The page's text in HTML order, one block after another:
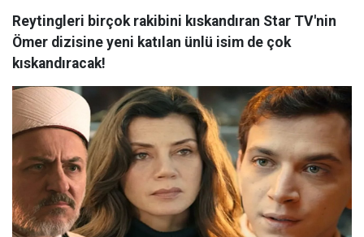
Reytingleri birçok rakibini kıskandıran Star TV'nin
Ömer dizisine yeni katılan ünlü isim de çok
kıskandıracak!